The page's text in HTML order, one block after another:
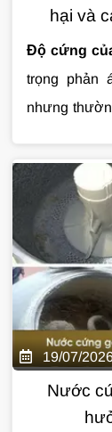
hại và
Độ cứng
trọng phản
nhưng
thiết bị,
hưởng
cứng của
và cách xử
Nướctìm
19/07/
Nước